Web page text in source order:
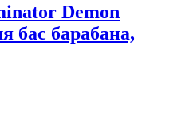
Demon
бас барабана,